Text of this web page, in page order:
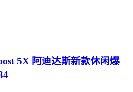
5X 阿迪达斯新款休闲爆